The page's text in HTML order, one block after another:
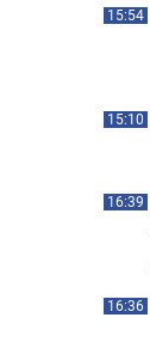
15:54
15:10
16:39
16:36